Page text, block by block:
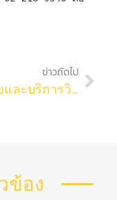
ข่าวถัดไป
งานวิจัยและบริการวิชาการ คณะวิทยาศาสตร์ จุฬาฯ ขอแสดงความยินดีกับ
ข้อง